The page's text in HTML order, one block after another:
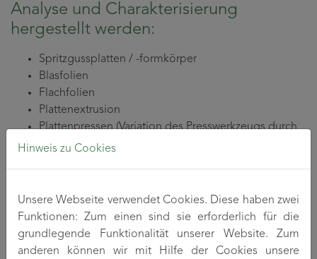
Analyse und Charakterisierung
hergestellt werden:
Spritzgussplatten / -formkörper
Blasfolien
Flachfolien
Plattenextrusion
Plattenpressen (Variation des Presswerkzeugs durch
5-Achs-Fräsmaschine)
Forschungsthemen
„Kunststoffbasierte Leichtbauverbunde für
Fahrzeuge – Teilthema: Wabenverbund für
Leichtbauanwendungen, leitfähige Folien und
Hinweis zu Cookies
Unsere Webseite verwendet Cookies. Diese haben zwei
Funktionen: Zum einen sind sie erforderlich für die
grundlegende Funktionalität unserer Website. Zum
anderen können wir mit Hilfe der Cookies unsere